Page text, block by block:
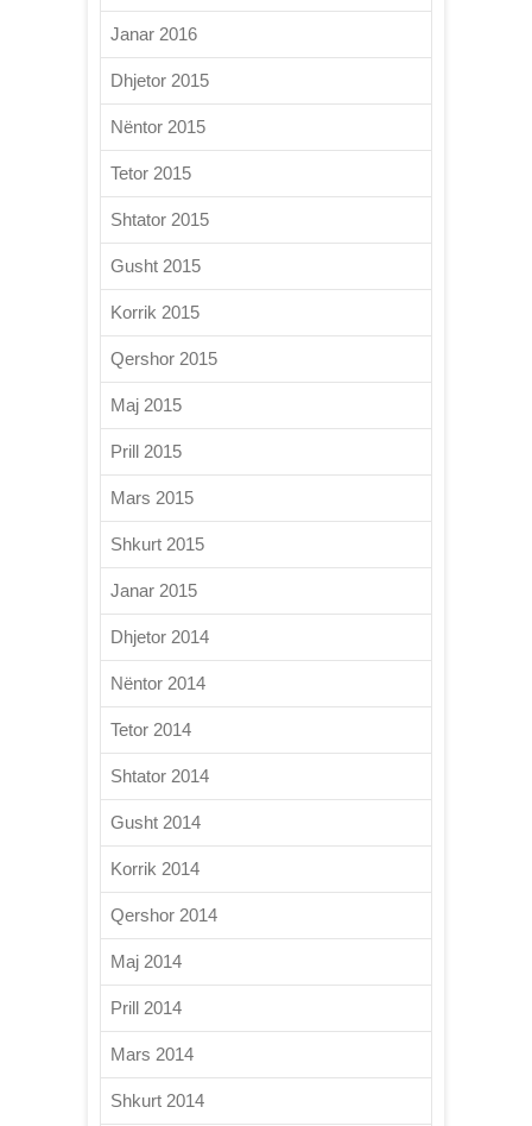
Janar 2016
Dhjetor 2015
Nëntor 2015
Tetor 2015
Shtator 2015
Gusht 2015
Korrik 2015
Qershor 2015
Maj 2015
Prill 2015
Mars 2015
Shkurt 2015
Janar 2015
Dhjetor 2014
Nëntor 2014
Tetor 2014
Shtator 2014
Gusht 2014
Korrik 2014
Qershor 2014
Maj 2014
Prill 2014
Mars 2014
Shkurt 2014